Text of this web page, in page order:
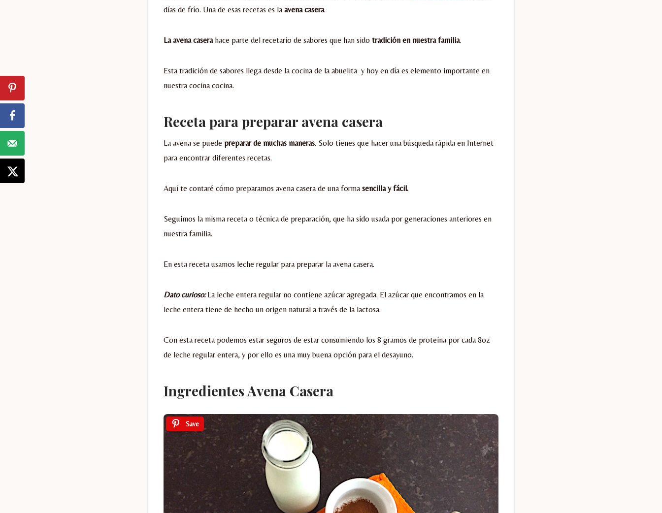
días de frío. Una de esas recetas es la avena casera.
La avena caserahace parte del recetario de sabores que han sido tradición en nuestra familia.
Esta tradición de sabores llega desde la cocina de la abuelita y hoy en día es elemento importante en
nuestra cocina cocina.
Receta para preparar avena casera
La avena se puede preparar de muchas maneras. Solo tienes que hacer una búsqueda rápida en Internet
para encontrar diferentes recetas.
Aquí te contaré cómo preparamos avena casera de una forma sencilla y fácil.
Seguimos la misma receta o técnica de preparación, que ha sido usada por generaciones anteriores en
nuestra familia.
En esta receta usamos leche regular para preparar la avena casera.
Dato curioso:La leche entera regular no contiene azúcar agregada. El azúcar que encontramos en la
leche entera tiene de hecho un origen natural a través de la lactosa.
Con esta receta podemos estar seguros de estar consumiendo los 8 gramos de proteína por cada 8oz
de leche regular entera, y por ello es una muy buena opción para el desayuno.
Ingredientes Avena Casera
Save